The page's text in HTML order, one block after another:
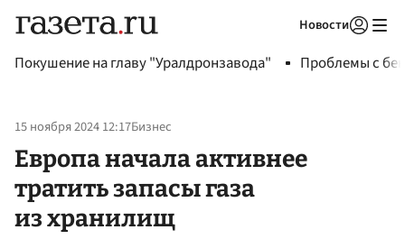
Новости
Покушение на главу "Уралдронзавода" Проблемы с
15 ноября 2024 12:17Бизнес
Европа начала активнее
тратить запасы газа
из хранилищ